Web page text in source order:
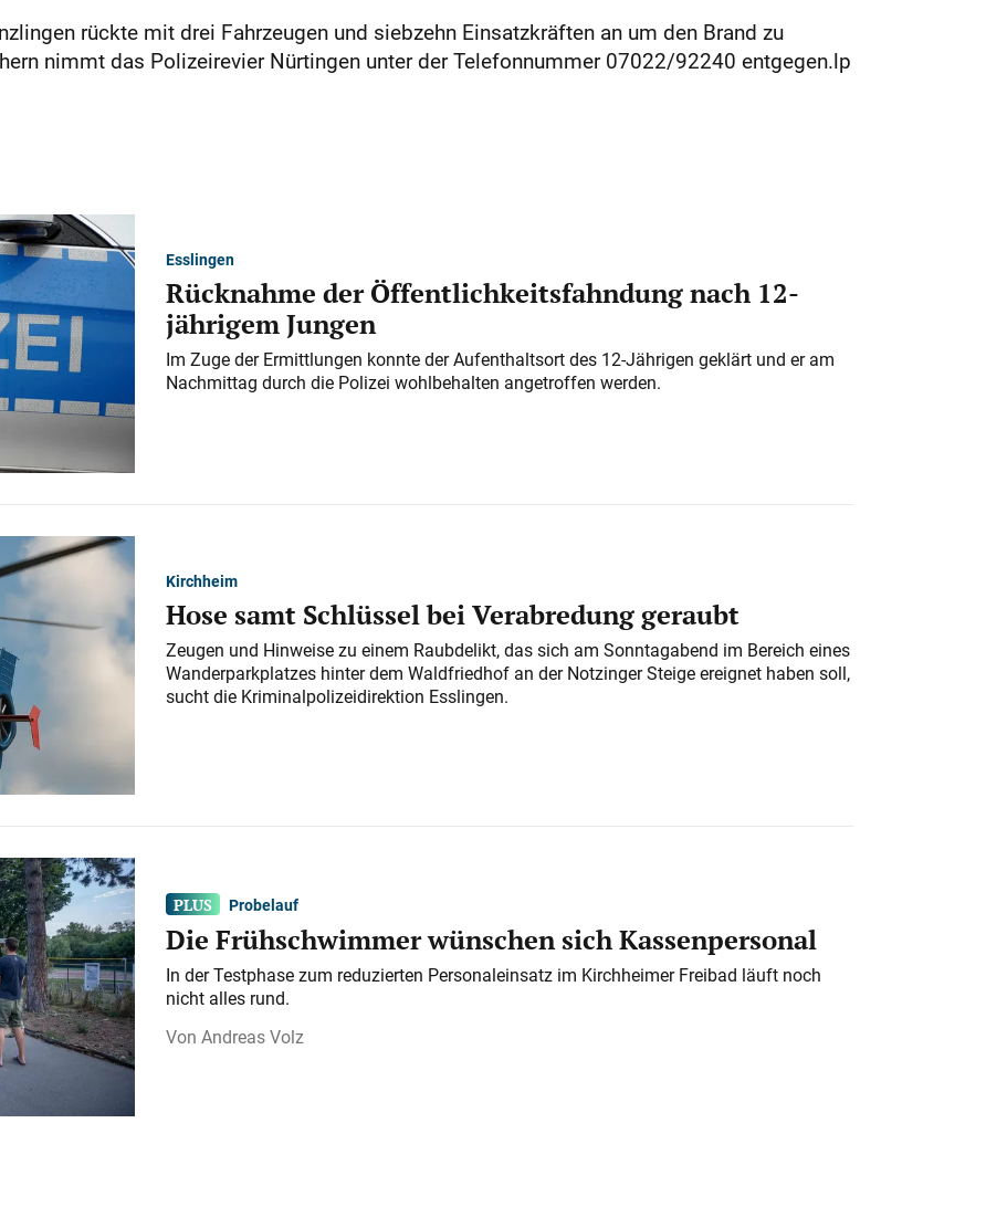
rückte mit drei Fahrzeugen und siebzehn Einsatzkräften an um den Brand zu
nimmt das Polizeirevier Nürtingen unter der Telefonnummer 07022/92240 entgegen.lp
Esslingen
Rücknahme der Öffentlichkeitsfahndung nach 12-
jährigem Jungen
Im Zuge der Ermittlungen konnte der Aufenthaltsort des 12-Jährigen geklärt und er am
Nachmittag durch die Polizei wohlbehalten angetroffen werden.
Kirchheim
Hose samt Schlüssel bei Verabredung geraubt
Zeugen und Hinweise zu einem Raubdelikt, das sich am Sonntagabend im Bereich eines
Wanderparkplatzes hinter dem Waldfriedhof an der Notzinger Steige ereignet haben soll,
sucht die Kriminalpolizeidirektion Esslingen.
Probelauf
Die Frühschwimmer wünschen sich Kassenpersonal
In der Testphase zum reduzierten Personaleinsatz im Kirchheimer Freibad läuft noch
nicht alles rund.
Andreas Volz